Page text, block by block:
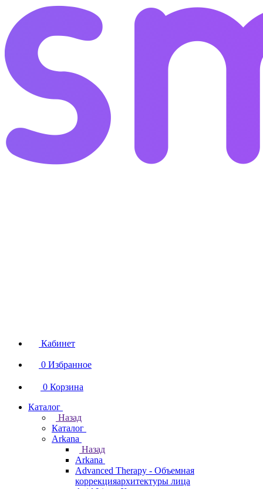
Кабинет
0 Избранное
0 Корзина
Каталог
Назад
Каталог
Arkana
Назад
Arkana
Advanced Therapy - Объемная
коррекцияархитектуры лица